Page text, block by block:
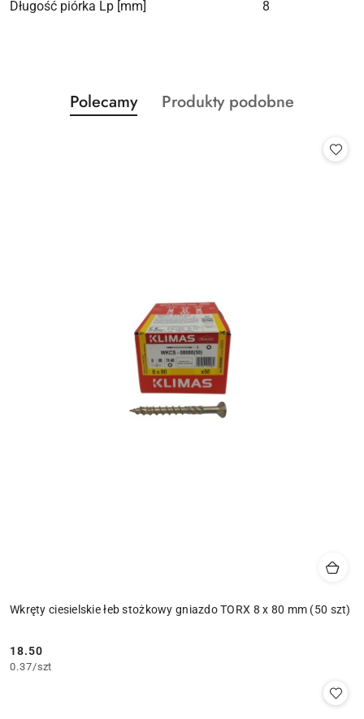
Długość piórka Lp [mm]
8
Pomiń karuzelę produktów
Produkty
o
Polecamy
Produkty
Produkty podobne
Wkręty ciesielskie łeb stożkowy gniazdo TORX 8 x 80 mm (50 szt)
Cena:
18.50
0.37/szt